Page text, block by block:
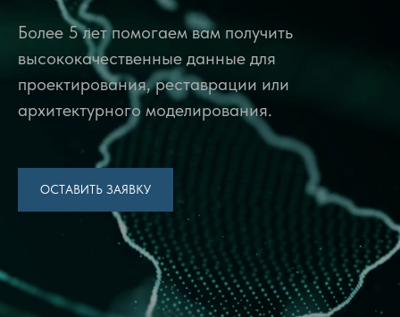
Более 5 лет помогаем вам получить
высококачественные данные для
проектирования, реставрации или
архитектурного моделирования.
ОСТАВИТЬ ЗАЯВКУ